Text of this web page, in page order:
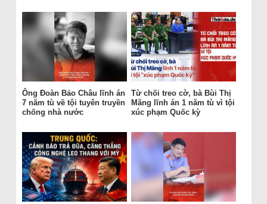
Ông Đoàn Bảo Châu lĩnh án
7 năm tù về tội tuyên truyền
chống nhà nước
Từ chối treo cờ, bà Bùi Thị
Măng lĩnh án 1 năm tù vì tội
xúc phạm Quốc kỳ